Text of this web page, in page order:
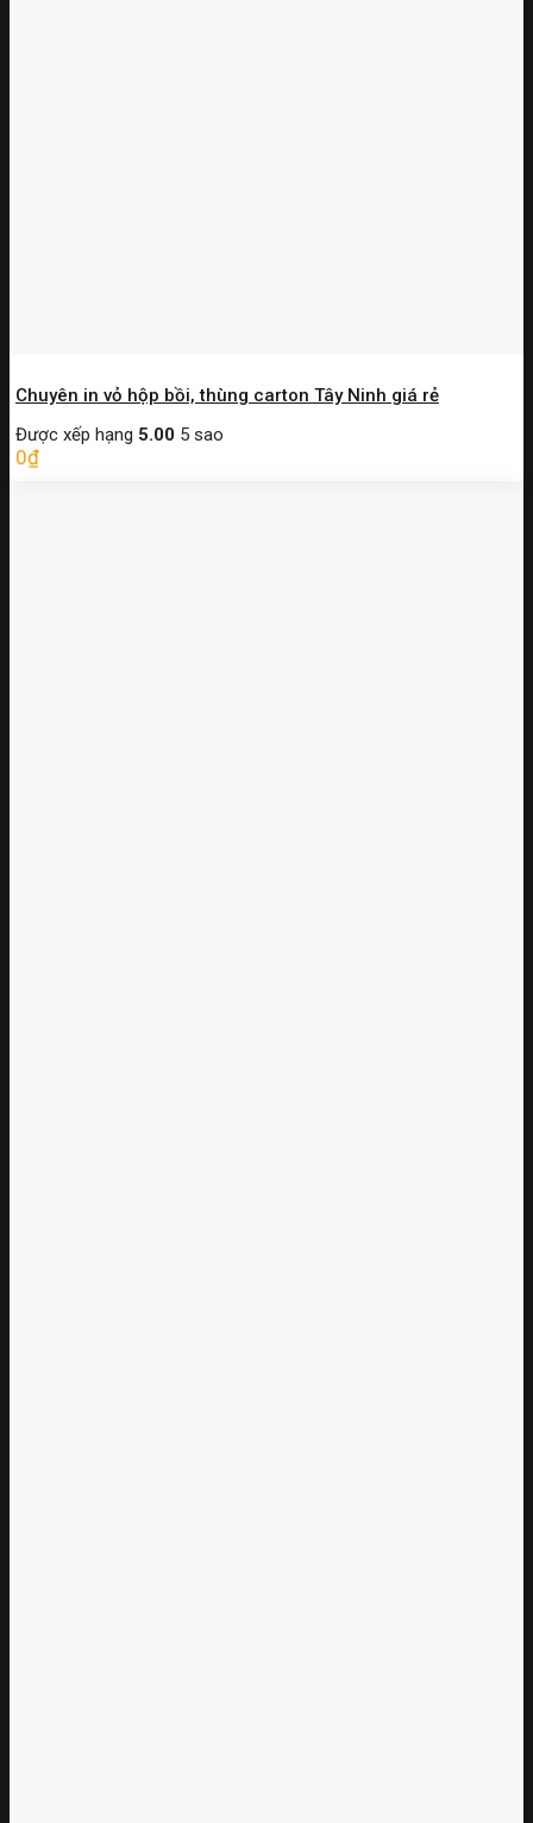
Chuyên in vỏ hộp bồi, thùng carton Tây Ninh giá rẻ
Được xếp hạng 5.00 5 sao
0₫